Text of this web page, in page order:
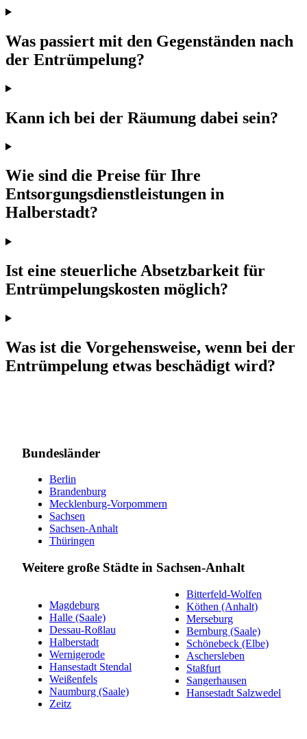
Was passiert mit den Gegenständen nach
der Entrümpelung?
Kann ich bei der Räumung dabei sein?
Wie sind die Preise für Ihre
Entsorgungsdienstleistungen in
Halberstadt?
Ist eine steuerliche Absetzbarkeit für
Entrümpelungskosten möglich?
Was ist die Vorgehensweise, wenn bei der
Entrümpelung etwas beschädigt wird?
Bundesländer
Berlin
Brandenburg
Mecklenburg-Vorpommern
Sachsen
Sachsen-Anhalt
Thüringen
Weitere große Städte in Sachsen-Anhalt
Magdeburg
Halle (Saale)
Dessau-Roßlau
Halberstadt
Wernigerode
Hansestadt Stendal
Weißenfels
Naumburg (Saale)
Zeitz
Bitterfeld-Wolfen
Köthen (Anhalt)
Merseburg
Bernburg (Saale)
Schönebeck (Elbe)
Aschersleben
Staßfurt
Sangerhausen
Hansestadt Salzwedel